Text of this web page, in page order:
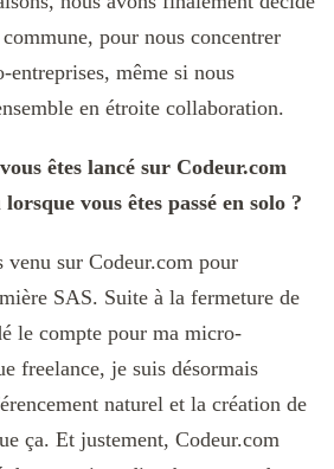
pour nous concentrer
entreprises, même si nous
en étroite collaboration.
êtes lancé sur Codeur.com
vous êtes passé en solo ?
venu sur Codeur.com pour
SAS. Suite à la fermeture de
le compte pour ma micro-
freelance, je suis désormais
naturel et la création de
ça. Et justement, Codeur.com